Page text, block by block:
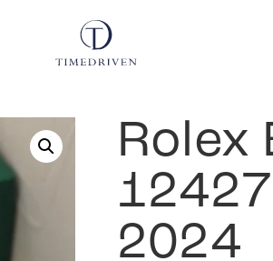
Rolex
2024